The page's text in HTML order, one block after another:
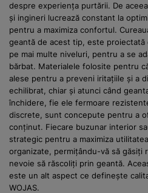
despre experiența purtării. De
și ingineri lucrează constant la
pentru a maximiza confortul.
geantă de acest tip, este proiectată
pe mai multe niveluri, pentru a se
bărbat. Materialele folosite pentru
alese pentru a preveni iritațiile și a
echilibrat, chiar și atunci când
închidere, fie ele fermoare
discrete, sunt concepute pentru a
conținut. Fiecare buzunar interior
strategic pentru a maximiza
organizate, permițându-vă să găsiți
nevoie să răscoliți prin geantă.
este un alt aspect ce definește
WOJAS.